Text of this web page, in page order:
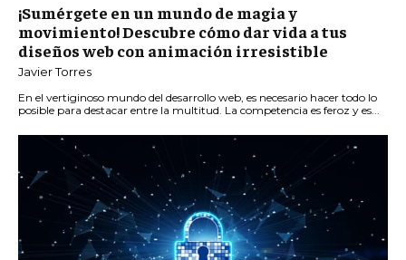
¡Sumérgete en un mundo de magia y
movimiento! Descubre cómo dar vida a tus
diseños web con animación irresistible
Javier Torres
En el vertiginoso mundo del desarrollo web, es necesario hacer todo lo
posible para destacar entre la multitud. La competencia es feroz y es...